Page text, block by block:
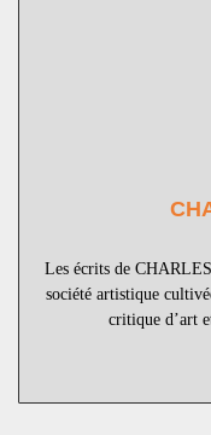
Les écrits de
société artistique
critique d’art